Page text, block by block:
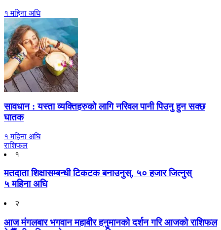
१ महिना अघि
सावधान : यस्ता व्यक्तिहरुको लागि नरिवल पानी पिउनु हुन सक्छ
घातक
१ महिना अघि
राशिफल
१
मतदाता शिक्षासम्बन्धी टिकटक बनाउनुस्, ५० हजार जित्नुस्
५ महिना अघि
२
आज मंगलबार भगवान महाबीर हनुमानको दर्शन गरि आजको राशिफल